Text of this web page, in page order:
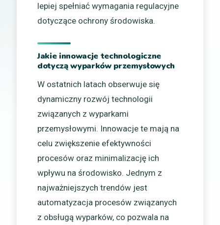
lepiej spełniać wymagania regulacyjne
dotyczące ochrony środowiska.
Jakie innowacje technologiczne
dotyczą wyparków przemysłowych
W ostatnich latach obserwuje się
dynamiczny rozwój technologii
związanych z wyparkami
przemysłowymi. Innowacje te mają na
celu zwiększenie efektywności
procesów oraz minimalizację ich
wpływu na środowisko. Jednym z
najważniejszych trendów jest
automatyzacja procesów związanych
z obsługą wyparków, co pozwala na